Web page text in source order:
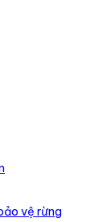
vệ rừng